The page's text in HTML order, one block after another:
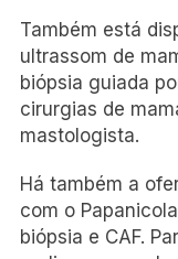
Também está
ultrassom de
biópsia guiada
cirurgias de
mastologista.
Há também a
com o
biópsia e CAF.